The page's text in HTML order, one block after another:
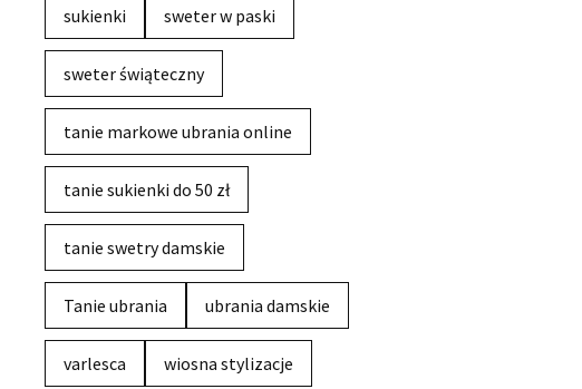
sukienki sweter w paski
sweter świąteczny
tanie markowe ubrania online
tanie sukienki do 50 zł
tanie swetry damskie
Tanie ubrania ubrania damskie
varlesca wiosna stylizacje